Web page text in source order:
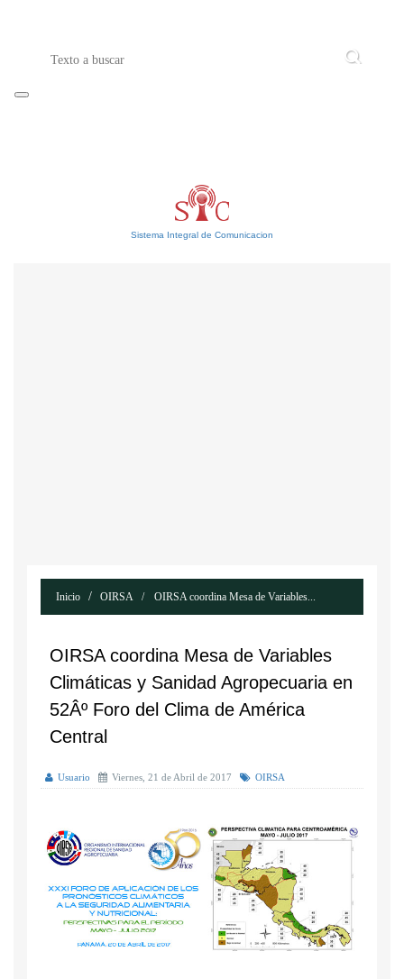
Sistema Integral de Comunicacion
Inicio OIRSA OIRSA coordina Mesa de Variables...
OIRSA coordina Mesa de Variables
Climáticas y Sanidad Agropecuaria en
52Âº Foro del Clima de América
Central
Usuario Viernes, 21 de Abril de 2017 OIRSA